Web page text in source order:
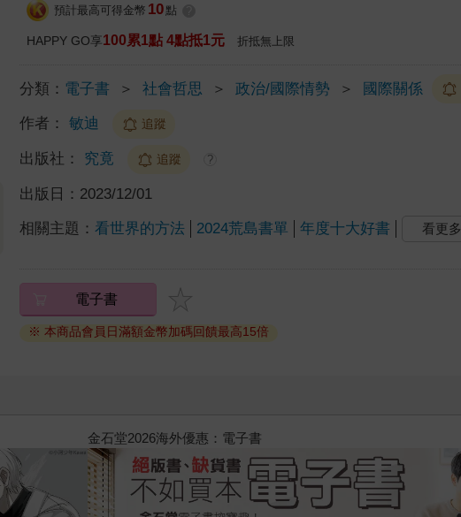
預計最高可得金幣 10 點
HAPPY GO享100累1點 4點抵1元 折抵無上限
分類： 電子書 ＞ 社會哲思 ＞ 政治/國際情勢 ＞ 國際關係
作者： 敏迪 追蹤
出版社： 究竟 追蹤 ?
出版日： 2023/12/01
相關主題：看世界的方法 2024荒島書單 年度十大好書 看更多
電子書
※ 本商品會員日滿額金幣加碼回饋最高15倍
2026金石堂暑假漫博〈你好，我吃一點〉第二波